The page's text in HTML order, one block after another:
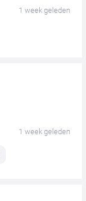
1 week geleden
1 week geleden